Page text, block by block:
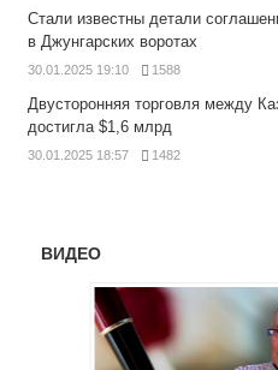
Стали известны детали
в Джунгарских воротах
30.01.2025 19:10 1588
Двусторонняя торговля между
достигла $1,6 млрд
30.01.2025 18:57 1482
ВИДЕО